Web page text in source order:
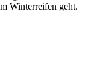
Winterreifen geht.